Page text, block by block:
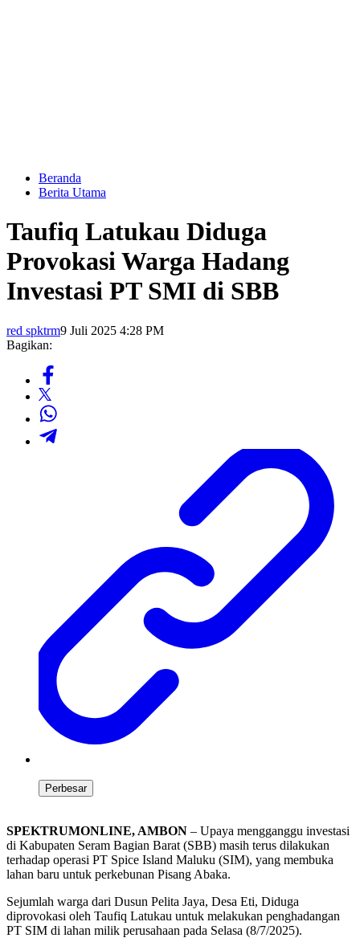
Beranda
Berita Utama
Taufiq Latukau Diduga
Provokasi Warga Hadang
Investasi PT SMI di SBB
red spktrm9 Juli 2025 4:28 PM
Bagikan:
Perbesar
SPEKTRUMONLINE, AMBON – Upaya mengganggu investasi
di Kabupaten Seram Bagian Barat (SBB) masih terus dilakukan
terhadap operasi PT Spice Island Maluku (SIM), yang membuka
lahan baru untuk perkebunan Pisang Abaka.
Sejumlah warga dari Dusun Pelita Jaya, Desa Eti, Diduga
diprovokasi oleh Taufiq Latukau untuk melakukan penghadangan
PT SIM di lahan milik perusahaan pada Selasa (8/7/2025).